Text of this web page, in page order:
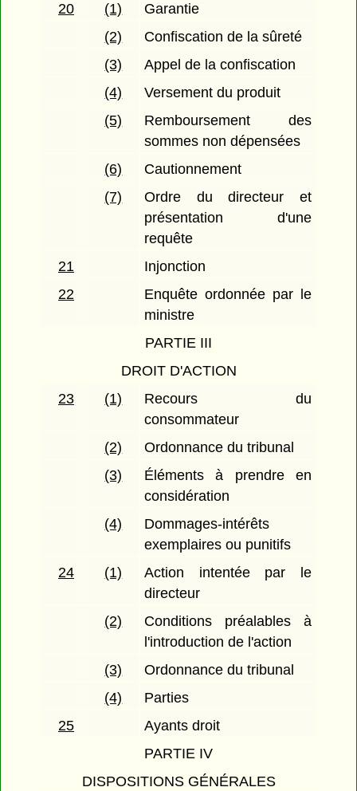
20
(1)
Garantie
(2)
Confiscation de la sûreté
(3)
Appel de la confiscation
(4)
Versement du produit
(5)
Remboursement des
sommes non dépensées
(6)
Cautionnement
(7)
Ordre du directeur et
présentation d'une
requête
21
Injonction
22
Enquête ordonnée par le
ministre
PARTIE III
DROIT D'ACTION
23
(1)
Recours du
consommateur
(2)
Ordonnance du tribunal
(3)
Éléments à prendre en
considération
(4)
Dommages-intérêts
exemplaires ou punitifs
24
(1)
Action intentée par le
directeur
(2)
Conditions préalables à
l'introduction de l'action
(3)
Ordonnance du tribunal
(4)
Parties
25
Ayants droit
PARTIE IV
DISPOSITIONS GÉNÉRALES